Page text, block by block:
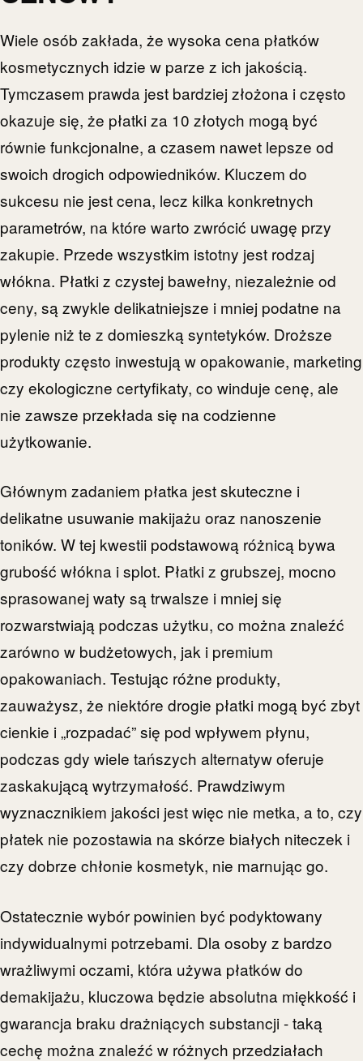
Wiele osób zakłada, że wysoka cena płatków
kosmetycznych idzie w parze z ich jakością.
Tymczasem prawda jest bardziej złożona i często
okazuje się, że płatki za 10 złotych mogą być
równie funkcjonalne, a czasem nawet lepsze od
swoich drogich odpowiedników. Kluczem do
sukcesu nie jest cena, lecz kilka konkretnych
parametrów, na które warto zwrócić uwagę przy
zakupie. Przede wszystkim istotny jest rodzaj
włókna. Płatki z czystej bawełny, niezależnie od
ceny, są zwykle delikatniejsze i mniej podatne na
pylenie niż te z domieszką syntetyków. Droższe
produkty często inwestują w opakowanie, marketing
czy ekologiczne certyfikaty, co winduje cenę, ale
nie zawsze przekłada się na codzienne
użytkowanie.
Głównym zadaniem płatka jest skuteczne i
delikatne usuwanie makijażu oraz nanoszenie
toników. W tej kwestii podstawową różnicą bywa
grubość włókna i splot. Płatki z grubszej, mocno
sprasowanej waty są trwalsze i mniej się
rozwarstwiają podczas użytku, co można znaleźć
zarówno w budżetowych, jak i premium
opakowaniach. Testując różne produkty,
zauważysz, że niektóre drogie płatki mogą być zbyt
cienkie i „rozpadać” się pod wpływem płynu,
podczas gdy wiele tańszych alternatyw oferuje
zaskakującą wytrzymałość. Prawdziwym
wyznacznikiem jakości jest więc nie metka, a to, czy
płatek nie pozostawia na skórze białych niteczek i
czy dobrze chłonie kosmetyk, nie marnując go.
Ostatecznie wybór powinien być podyktowany
indywidualnymi potrzebami. Dla osoby z bardzo
wrażliwymi oczami, która używa płatków do
demakijażu, kluczowa będzie absolutna miękkość i
gwarancja braku drażniących substancji - taką
cechę można znaleźć w różnych przedziałach